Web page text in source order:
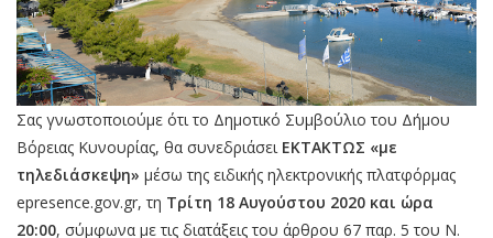
Σας γνωστοποιούμε ότι το Δημοτικό Συμβούλιο του Δήμου
Βόρειας Κυνουρίας, θα συνεδριάσει ΕΚΤΑΚΤΩΣ «με
τηλεδιάσκεψη» μέσω της ειδικής ηλεκτρονικής πλατφόρμας
epresence.gov.gr, τη Τρίτη 18 Αυγούστου 2020 και ώρα
20:00, σύμφωνα με τις διατάξεις του άρθρου 67 παρ. 5 του Ν.